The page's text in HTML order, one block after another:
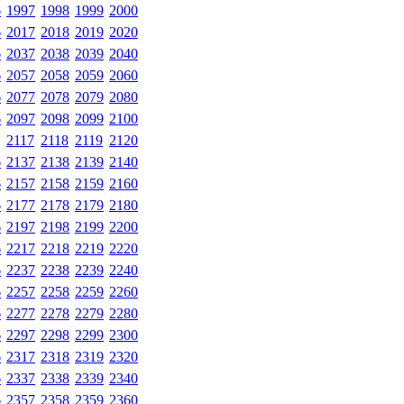
1997 1998 1999 2000
2017 2018 2019 2020
2037 2038 2039 2040
2057 2058 2059 2060
2077 2078 2079 2080
2097 2098 2099 2100
2117 2118 2119 2120
2137 2138 2139 2140
2157 2158 2159 2160
2177 2178 2179 2180
2197 2198 2199 2200
2217 2218 2219 2220
2237 2238 2239 2240
2257 2258 2259 2260
2277 2278 2279 2280
2297 2298 2299 2300
2317 2318 2319 2320
2337 2338 2339 2340
2357 2358 2359 2360